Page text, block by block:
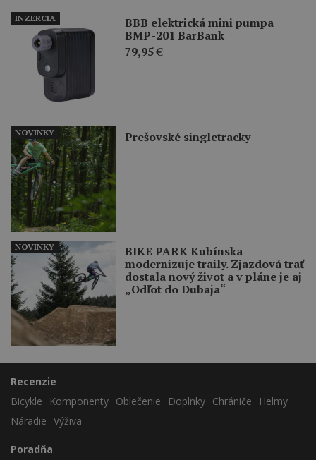
BBB elektrická mini pumpa
BMP-201 BarBank
79,95€
INZERCIA
Prešovské singletracky
NOVINKY
BIKE PARK Kubínska
modernizuje traily. Zjazdová trať
dostala nový život a v pláne je aj
„Odľot do Dubaja“
NOVINKY
Recenzie
Bicykle
Komponenty Oblečenie Doplnky Chrániče
Helmy
Náradie Výživa
Poradňa